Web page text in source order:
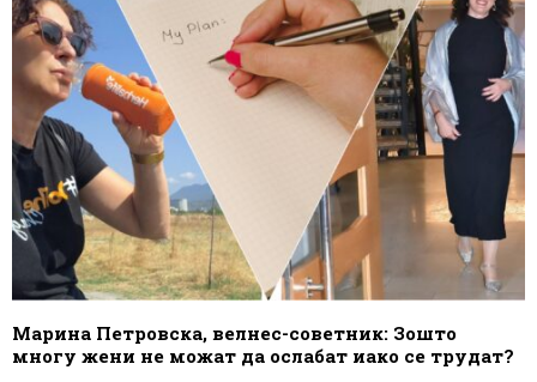
Марина Петровска, велнес-советник: Зошто
многу жени не можат да ослабат иако се трудат?